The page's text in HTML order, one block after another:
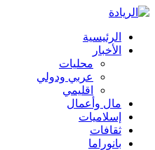
الرئيسية
الأخبار
محليات
عربي ودولي
اقليمي
مال وأعمال
إسلاميات
ثقافات
بانوراما